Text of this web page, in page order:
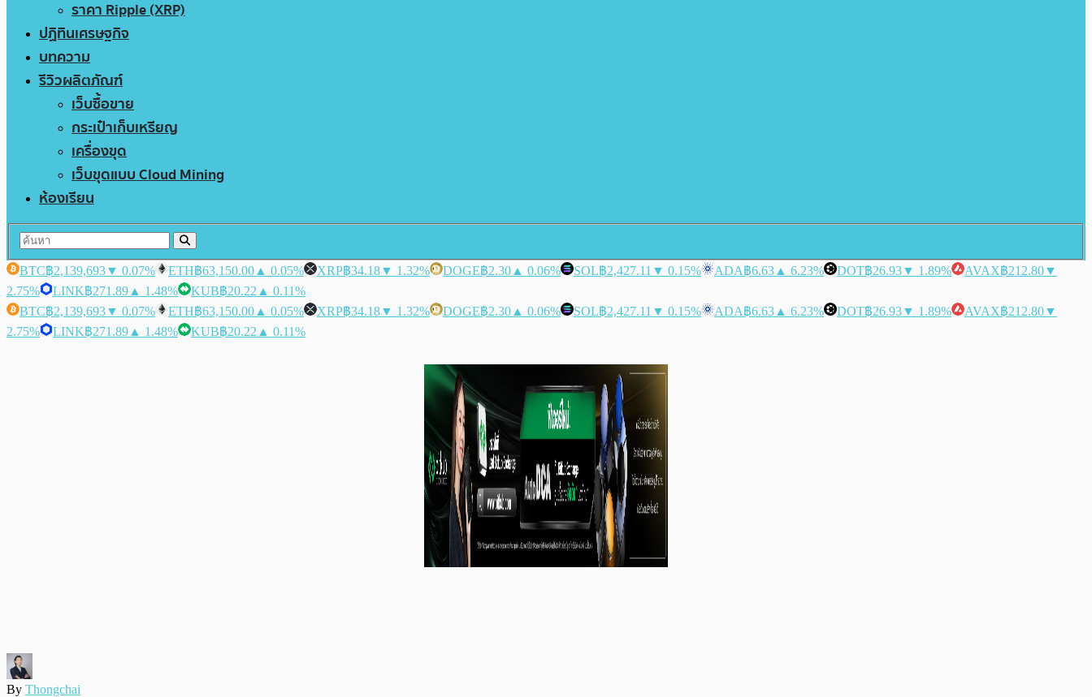
ราคา Ripple (XRP)
ปฏิทินเศรษฐกิจ
บทความ
รีวิวผลิตภัณฑ์
เว็บซื้อขาย
กระเป๋าเก็บเหรียญ
เครื่องขุด
เว็บขุดแบบ Cloud Mining
ห้องเรียน
BTC฿2,139,693▼ 0.07% ETH฿63,150.00 ▲ 0.05% XRP฿34.18▼ 1.32% DOGE฿2.30 ▲ 0.06% SOL฿2,427.11 ▼ 0.15% ADA฿6.63 ▲ 6.23% DOT฿26.93▼ 1.89% AVAX฿212.80▼
2.75%
LINK฿271.89 ▲ 1.48% KUB฿20.22 ▲ 0.11%
BTC฿2,139,693▼ 0.07% ETH฿63,150.00 ▲ 0.05% XRP฿34.18▼ 1.32% DOGE฿2.30 ▲ 0.06% SOL฿2,427.11 ▼ 0.15% ADA฿6.63 ▲ 6.23% DOT฿26.93▼ 1.89% AVAX฿212.80▼
2.75%
LINK฿271.89 ▲ 1.48% KUB฿20.22 ▲ 0.11%
By Thongchai